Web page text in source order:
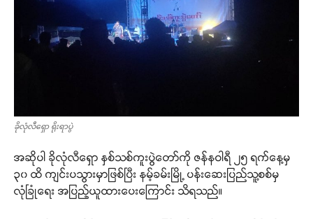
ခိုလုံလီရှော ရိုးရာပွဲ
အဆိုပါ ခိုလုံလီရှော နှစ်သစ်ကူးပွဲတော်ကို ဇန်နဝါရီ ၂၅ ရက်နေ့မှ
၃၀ ထိ ကျင်းပသွားမှာဖြစ်ပြီး နမ့်ခမ်းမြို့ ပန်းဆေးပြည်သူ့စစ်မှ
လုံခြုံရေး အပြည့်ယူထားပေးကြောင်း သိရသည်။